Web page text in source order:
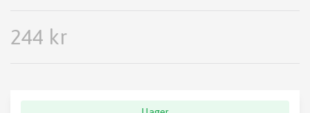
244 kr